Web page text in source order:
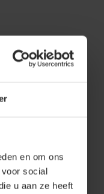
en om ons
social
u aan ze heeft